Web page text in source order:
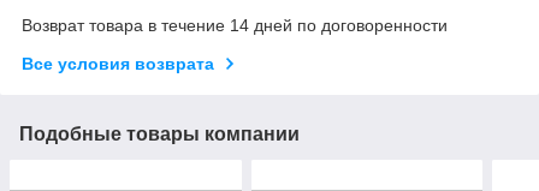
Возврат товара в течение 14 дней по договоренности
Все условия возврата
Подобные товары компании